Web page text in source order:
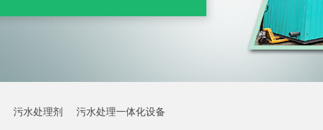
污水处理剂 污水处理一体化设备